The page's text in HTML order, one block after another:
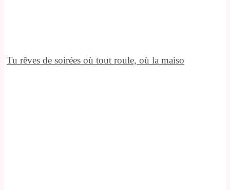
Tu rêves de soirées où tout roule, où la maiso